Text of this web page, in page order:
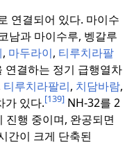
연결되어 있다. 마이수
남과 마이수루, 벵갈루
, 마두라이, 티루치라팔
연결하는 정기 급행열차
티루치라팔리, 치담바람,
가 있다.[139] NH-32를 2
진행 중이며, 완공되면
간이 크게 단축된